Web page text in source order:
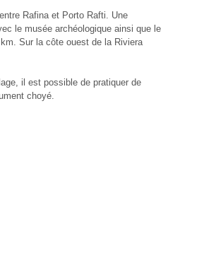
Rafina et Porto Rafti. Une
le musée archéologique ainsi que le
Sur la côte ouest de la Riviera
il est possible de pratiquer de
choyé.